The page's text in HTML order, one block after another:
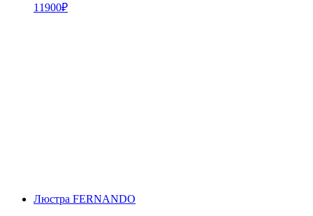
11900₽
Люстра FERNANDO